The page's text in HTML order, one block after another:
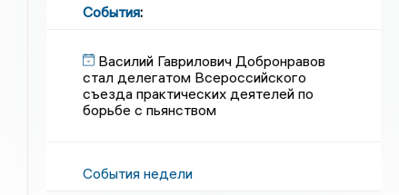
События:
Василий Гаврилович Добронравов
стал делегатом Всероссийского
съезда практических деятелей по
борьбе с пьянством
События недели